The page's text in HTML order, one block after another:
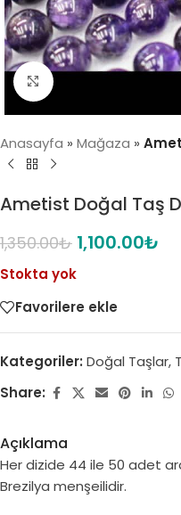
Click to enlarge
Anasayfa » Mağaza »
Ametist Doğal Taş
1,350.00₺ 1,100.00₺
Stokta yok
Favorilere ekle
Kategoriler: Doğal Taşlar,
Share:
Açıklama
Her dizide 44 ile 50 adet
Brezilya menşeilidir.